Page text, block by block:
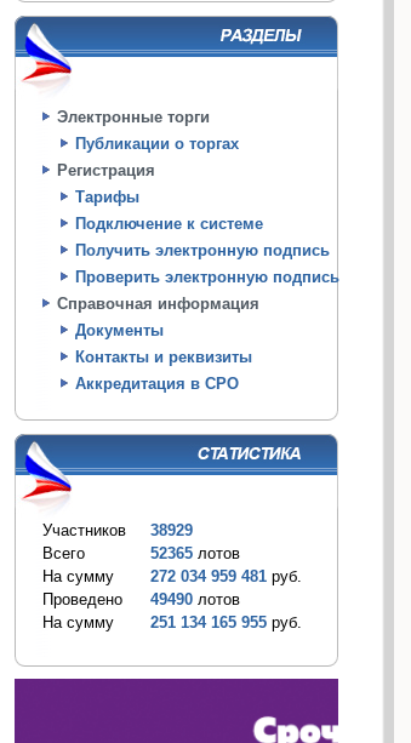
Электронные торги
Публикации о торгах
Регистрация
Тарифы
Подключение к системе
Получить электронную подпись
Проверить электронную подпись
Справочная информация
Документы
Контакты и реквизиты
Аккредитация в СРО
Участников
38929
Всего
52365 лотов
На сумму
272 034 959 481 руб.
Проведено
49490 лотов
На сумму
251 134 165 955 руб.